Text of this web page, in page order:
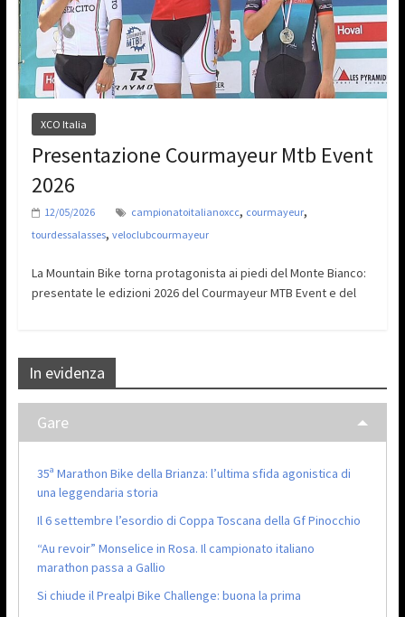
XCO Italia
Presentazione Courmayeur Mtb Event
2026
12/05/2026 campionatoitalianoxcc, courmayeur,
tourdessalasses, veloclubcourmayeur
La Mountain Bike torna protagonista ai piedi del Monte Bianco:
presentate le edizioni 2026 del Courmayeur MTB Event e del
In evidenza
Gare
35ª Marathon Bike della Brianza: l’ultima sfida agonistica di
una leggendaria storia
Il 6 settembre l’esordio di Coppa Toscana della Gf Pinocchio
“Au revoir” Monselice in Rosa. Il campionato italiano
marathon passa a Gallio
Si chiude il Prealpi Bike Challenge: buona la prima